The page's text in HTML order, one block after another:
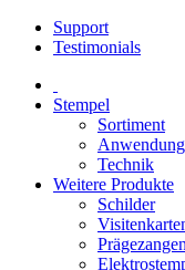
Support
Testimonials
Stempel
Sortiment
Technik
Weitere Produkte
Schilder
Prägezangen